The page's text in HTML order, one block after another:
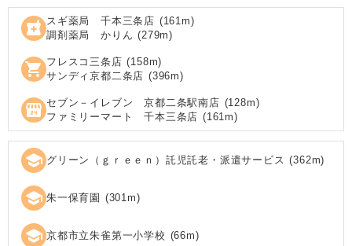
local_pharmacy スギ薬局 千本三条店 (161m)
調剤薬局 かりん (279m)
shopping_cart フレスコ三条店 (158m)
サンディ京都二条店 (396m)
local_convenience_store セブン－イレブン 京都二条駅南店 (128m)
ファミリーマート 千本三条店 (161m)
school グリーン（ｇｒｅｅｎ）託児託老・派遣サービス (362m)
school 朱一保育園 (301m)
school 京都市立朱雀第一小学校 (66m)